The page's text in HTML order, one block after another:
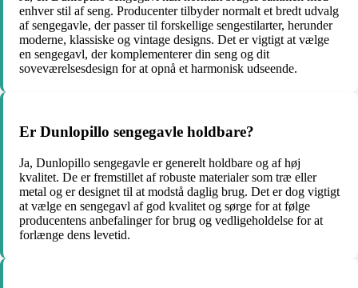
enhver stil af seng. Producenter tilbyder normalt et bredt udvalg
af sengegavle, der passer til forskellige sengestilarter, herunder
moderne, klassiske og vintage designs. Det er vigtigt at vælge
en sengegavl, der komplementerer din seng og dit
soveværelsesdesign for at opnå et harmonisk udseende.
Er Dunlopillo sengegavle holdbare?
Ja, Dunlopillo sengegavle er generelt holdbare og af høj
kvalitet. De er fremstillet af robuste materialer som træ eller
metal og er designet til at modstå daglig brug. Det er dog vigtigt
at vælge en sengegavl af god kvalitet og sørge for at følge
producentens anbefalinger for brug og vedligeholdelse for at
forlænge dens levetid.